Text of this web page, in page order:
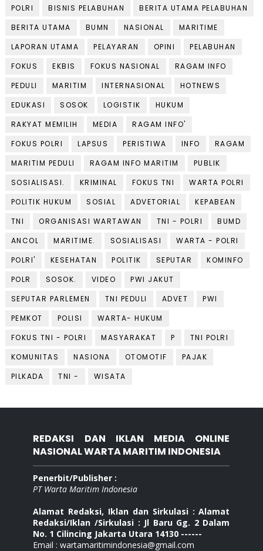
POLRI BISNIS PELABUHAN
BERITA UTAMA PELABUHAN
BERITA UTAMA
BUMN NASIONAL
MARITIME
LAPORAN UTAMA
PELAYARAN OPINI
PELABUHAN
FOKUS
EKBIS FOKUS NASIONAL
RAGAM INFO
PEDULI
MARITIM INTERNASIONAL
HOTNEWS
EDUKASI
SOSOK LOGISTIK
HUKUM
RAKYAT MEMILIH
MEDIA
RAGAM INFO'
FOKUS POLRI
LAPSUS PERISTIWA INFO
RAGAM
MARITIM PEDULI
RAGAM INFO MARITIM
PUBLIK
SOSIALISASI.
KRIMINAL FOKUS TNI
WARTA POLRI
POLITIK HUKUM
SOSIAL ADVETORIAL
KEPABEAN
TNI
ORGANISASI WARTAWAN TNI - POLRI
BUMD
ANCOL
MARITIME. SOSIALISASI
WARTA - POLRI
POLRI'
KESEHATAN POLITIK SEPUTAR
KOMINFO
POLR
SOSOK. VIDEO
PWI JAKUT
SEPUTAR PARLEMEN
TNI PEDULI ADVET
PWI
PEMKOT
POLISI
WARTA- HUKUM
FOKUS TNI - POLRI
MASYARAKAT P
TNI POLRI
KOMUNITAS
NASIONA OTOMOTIF
PAJAK
PILKADA
TNI - WISATA
REDAKSI DAN IKLAN MEDIA ONLINE
NASIONAL WARTA MARITIM INDONESIA
Penerbit/Publisher :
PT Warta Maritim Indonesia
Alamat Redaksi, Iklan dan Sirkulasi : Alamat
Redaksi/Iklan /Sirkulasi : Jl Baru Gg. 2 Dalam
No. 1 Cilincing Jakarta Utara 14130 ------
Email : wartamaritimindonesia@gmail.com